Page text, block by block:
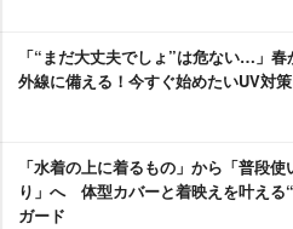
「“まだ大丈夫でしょ”は危ない…」
外線に備える！今すぐ始めたいUV対策
「水着の上に着るもの」から「普段
り」へ 体型カバーと着映えを叶える
ガード